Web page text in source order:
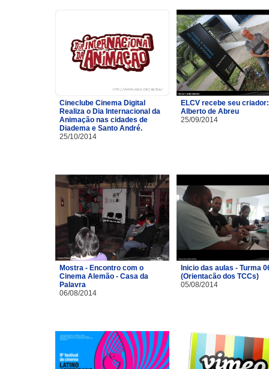
Cineclube Cinema Digital
Realiza o Dia Internacional da
Animação nas cidades de
Diadema e Santo André.
25/10/2014
ELCV recebe seu
Alberto de Abreu
25/09/2014
Mostra - Encontro com o
Cinema Alemão - Casa da
Palavra
06/08/2014
Inicio das aulas - Turma
(Orientacão dos TCCs)
05/08/2014